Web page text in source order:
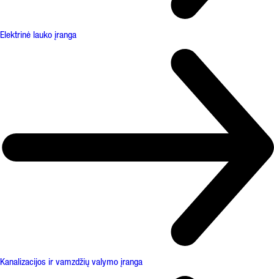
Elektrinė lauko įranga
Kanalizacijos ir vamzdžių valymo įranga